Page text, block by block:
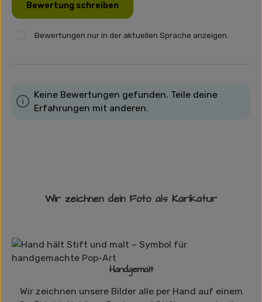
Bewertung schreiben
Bewertungen nur in der aktuellen Sprache anzeigen.
Keine Bewertungen gefunden. Teile deine
Erfahrungen mit anderen.
Wir zeichnen dein Foto als Karikatur
Handgemalt
Wir zeichnen unsere Bilder alle per Hand auf einem